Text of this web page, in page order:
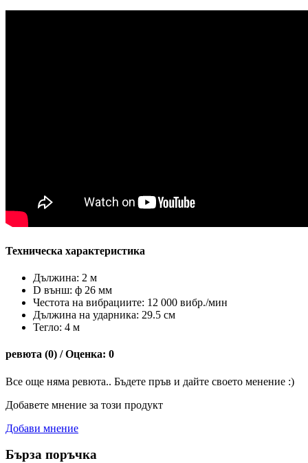
Техническа характеристика
Дължина: 2 м
D външ: ф 26 мм
Честота на вибрациите: 12 000 вибр./мин
Дължина на ударника: 29.5 см
Тегло: 4 м
ревюта (0) / Оценка: 0
Все още няма ревюта.. Бъдете пръв и дайте своето менение :)
Добавете мнение за този продукт
Добави мнение
Бърза поръчка